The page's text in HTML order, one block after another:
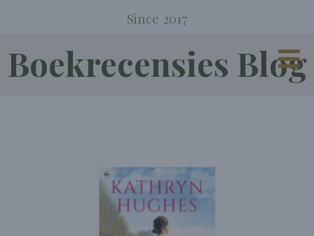
Since 2017
Boekrecensies Blog